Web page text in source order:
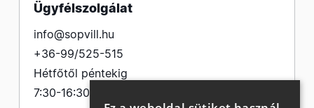
Ügyfélszolgálat
info@sopvill.hu
+36-99/525-515
Hétfőtől péntekig
7:30-16:30